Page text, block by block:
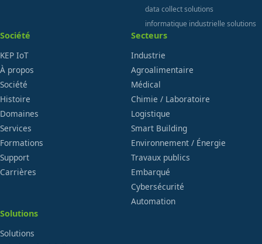
data collect solutions
informatique industrielle solutions
Société
KEP IoT
À propos
Société
Histoire
Domaines
Services
Formations
Support
Carrières
Secteurs
Industrie
Agroalimentaire
Médical
Chimie / Laboratoire
Logistique
Smart Building
Environnement / Énergie
Travaux publics
Embarqué
Cybersécurité
Automation
Solutions
Solutions